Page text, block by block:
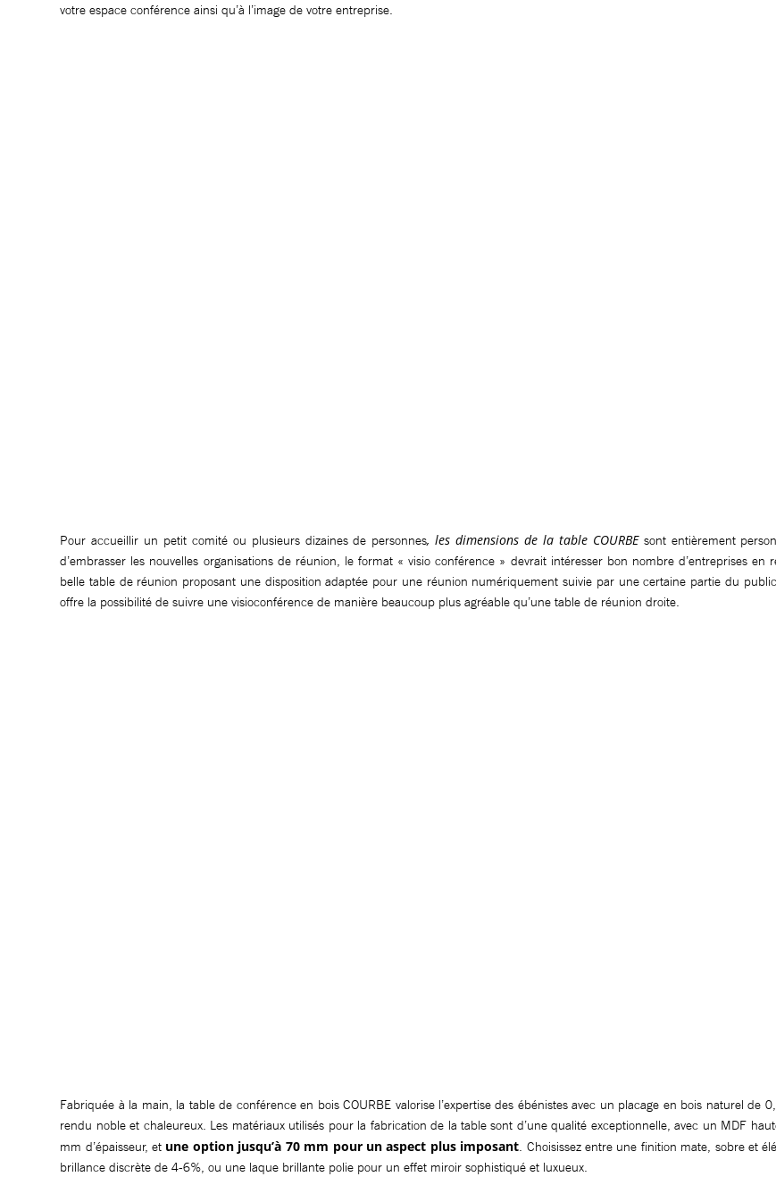
votre espace conférence ainsi qu’à l’image de votre entreprise.
Pour accueillir un petit comité ou plusieurs dizaines de personnes, les dimensions de la table COURBEsont entièrement
d’embrasser les nouvelles organisations de réunion, le format « visio conférence » devrait intéresser bon nombre d’entreprises en
belle table de réunion proposant une disposition adaptée pour une réunion numériquement suivie par une certaine partie du
offre la possibilité de suivre une visioconférence de manière beaucoup plus agréable qu’une table de réunion droite.
Fabriquée à la main, la table de conférence en bois COURBE valorise l’expertise des ébénistes avec un placage en bois naturel de
rendu noble et chaleureux. Les matériaux utilisés pour la fabrication de la table sont d’une qualité exceptionnelle, avec un MDF
mm d’épaisseur, et une option jusqu’à 70 mm pour un aspect plus imposant. Choisissez entre une finition mate, sobre et
brillance discrète de 4-6%, ou une laque brillante polie pour un effet miroir sophistiqué et luxueux.